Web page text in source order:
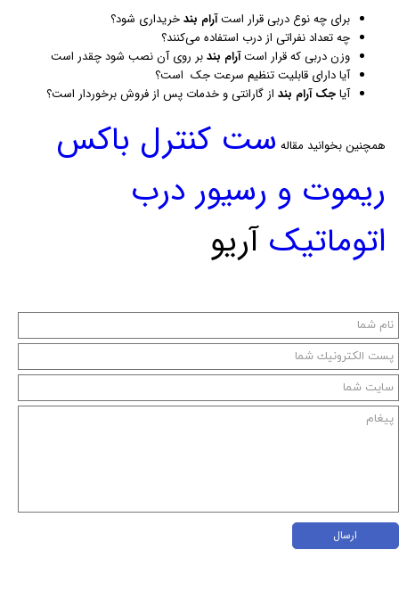
برای چه نوع دربی قرار استآرام‌ بندخریداری شود؟
چه تعداد نفراتی از درب استفاده می‌کنند؟
وزن دربی که قرار استآرام‌ بندبر روی آن نصب شود چقدر است
آیا دارای قابلیت تنظیم سرعت جک است؟
آیاجک آرام ‌بند از گارانتی و خدمات پس از فروش برخوردار است؟
همچنین بخوانید مقاله ست کنترل باکس
ریموت و رسیور درب
اتوماتیک آریو
ارسال